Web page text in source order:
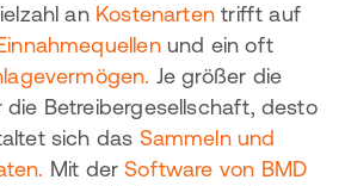
an Kostenartentrifft auf
und ein oft
Je größer die
Betreibergesellschaft, desto
sich das Sammeln und
Mit derSoftware von BMD